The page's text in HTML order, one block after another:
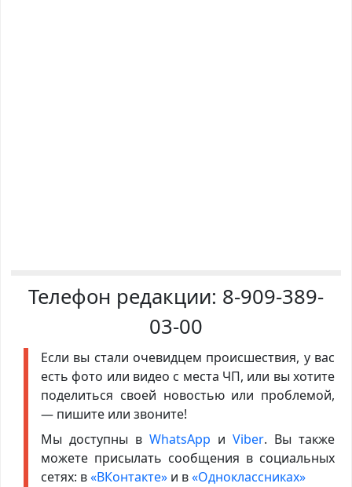
Телефон редакции: 8-909-389-
03-00
Если вы стали очевидцем происшествия, у вас
есть фото или видео с места ЧП, или вы хотите
поделиться своей новостью или проблемой,
— пишите или звоните!
Мы доступны в WhatsApp иViber. Вы также
можете присылать сообщения в социальных
сетях: в«ВКонтакте»и в«Одноклассниках»